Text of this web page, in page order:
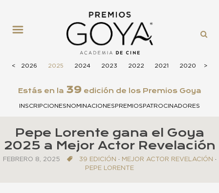
<
< 2026 2025 2024 2023 2022 2021 2020 >
>
Estás en la 39edición de los Premios Goya
INSCRIPCIONESNOMINACIONESPREMIOSPATROCINADORES
Pepe Lorente gana el Goya
2025 a Mejor Actor Revelación
FEBRERO 8, 2025 39 EDICIÓN · MEJOR ACTOR REVELACIÓN ·
PEPE LORENTE